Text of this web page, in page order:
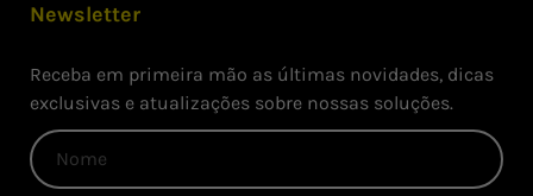
Newsletter
Receba em primeira mão as últimas novidades, dicas
exclusivas e atualizações sobre nossas soluções.